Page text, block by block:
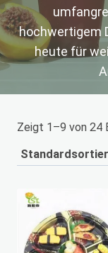
hochwertigem
heute für
Zeigt 1–9 von 24